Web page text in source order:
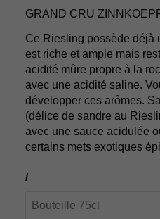
GRAND CRU
Ce Riesling possède déjà
est riche et ample mais
acidité mûre propre à la
avec une acidité saline.
développer ces arômes.
(délice de sandre au
avec une sauce acidulée
certains mets exotiques
/